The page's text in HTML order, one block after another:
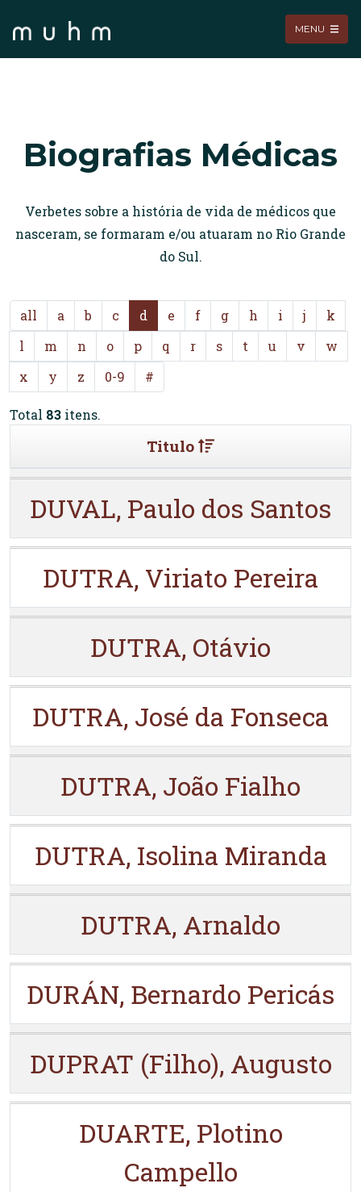
MENU
Biografias Médicas
Verbetes sobre a história de vida de médicos que
nasceram, se formaram e/ou atuaram no Rio Grande
do Sul.
all a b c d e f g h i j
k
l
m n o p q r s t u v
w
x
y z 0-9 #
Total 83 itens.
Titulo
DUVAL, Paulo dos Santos
DUTRA, Viriato Pereira
DUTRA, Otávio
DUTRA, José da Fonseca
DUTRA, João Fialho
DUTRA, Isolina Miranda
DUTRA, Arnaldo
DURÁN, Bernardo Pericás
DUPRAT (Filho), Augusto
DUARTE, Plotino
Campello